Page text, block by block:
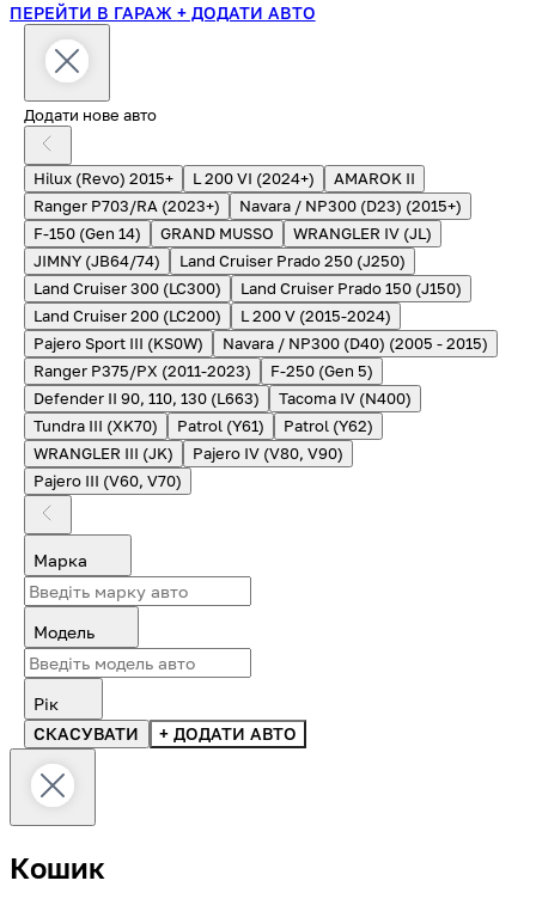
ПЕРЕЙТИ В ГАРАЖ + ДОДАТИ АВТО
Додати нове авто
Hilux (Revo) 2015+ L 200 VI (2024+)
AMAROK II
Ranger P703/RA (2023+)
Navara / NP300 (D23) (2015+)
F-150 (Gen 14)
GRAND MUSSO
WRANGLER IV (JL)
JIMNY (JB64/74)
Land Cruiser Prado 250 (J250)
Land Cruiser 300 (LC300)
Land Cruiser Prado 150 (J150)
Land Cruiser 200 (LC200)
L 200 V (2015-2024)
Pajero Sport III (KS0W)
Navara / NP300 (D40) (2005 - 2015)
Ranger P375/PX (2011-2023)
F-250 (Gen 5)
Defender II 90, 110, 130 (L663)
Tacoma IV (N400)
Tundra III (XK70)
Patrol (Y61)
Patrol (Y62)
WRANGLER III (JK)
Pajero IV (V80, V90)
Pajero III (V60, V70)
Марка
Модель
Рік
СКАСУВАТИ
+ ДОДАТИ АВТО
Кошик